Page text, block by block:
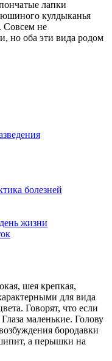
лапки
кулдыканья
Совсем не
но оба эти вида родом
болезней
жизни
шея крепкая,
для вида
Говорят, что если
маленькие. Голову
бородавки
а перышки на